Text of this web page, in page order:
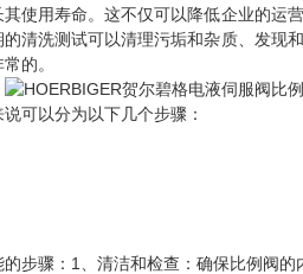
使用寿命。这不仅可以降低企业的运
清洗测试可以清理污垢和杂质、发现
的。
可以分为以下几个步骤：
步骤：1、清洁和检查：确保比例阀